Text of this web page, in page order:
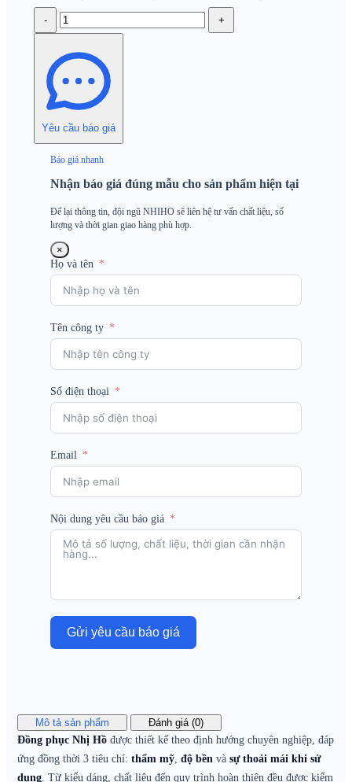
- +
Yêu cầu báo giá
Báo giá nhanh
Nhận báo giá đúng mẫu cho sản phẩm hiện tại
Để lại thông tin, đội ngũ NHIHO sẽ liên hệ tư vấn chất liệu, số
lượng và thời gian giao hàng phù hợp.
×
Họ và tên
Tên công ty
Số điện thoại
Email
Nội dung yêu cầu báo giá
Gửi yêu cầu báo giá
Mô tả sản phẩm
Đánh giá (0)
Đồng phục Nhị Hồ được thiết kế theo định hướng chuyên nghiệp, đáp
ứng đồng thời 3 tiêu chí: thẩm mỹ, độ bền và sự thoải mái khi sử
dụng. Từ kiểu dáng, chất liệu đến quy trình hoàn thiện đều được kiểm